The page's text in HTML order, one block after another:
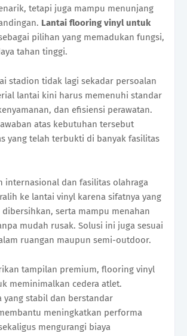
tetapi juga mampu menunjang
Lantai flooring vinyl untuk
pilihan yang memadukan fungsi,
tahan tinggi.
stadion tidak lagi sekadar persoalan
lantai kini harus memenuhi standar
dan efisiensi perawatan.
atas kebutuhan tersebut
yang telah terbukti di banyak fasilitas
internasional dan fasilitas olahraga
ke lantai vinyl karena sifatnya yang
dibersihkan, serta mampu menahan
mudah rusak. Solusi ini juga sesuai
ruangan maupun semi-outdoor.
tampilan premium, flooring vinyl
meminimalkan cedera atlet.
yang stabil dan berstandar
meningkatkan performa
mengurangi biaya